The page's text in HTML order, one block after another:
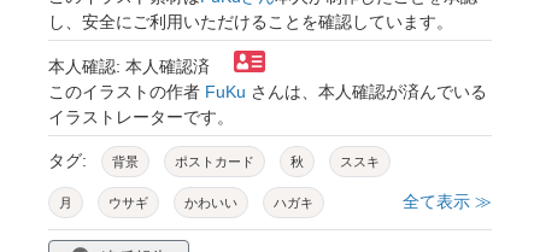
し、安全にご利用いただけることを確認しています。
本人確認: 本人確認済
このイラストの作者 FuKu さんは、本人確認が済んでいる
イラストレーターです。
タグ: 背景 ポストカード 秋 ススキ
月 ウサギ かわいい ハガキ
手描き 風景
全て表示 ≫